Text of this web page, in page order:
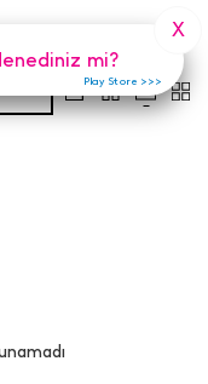
mi?
X
Play Store >>>